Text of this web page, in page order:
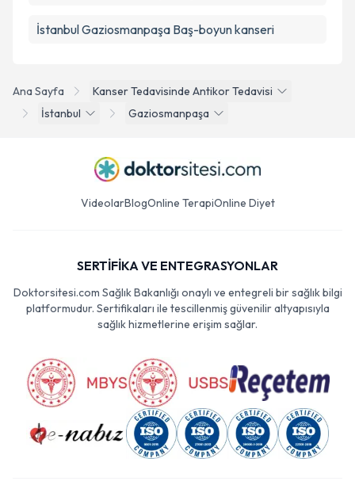
Ana Sayfa
Kanser Tedavisinde Antikor Tedavisi
İstanbul
Gaziosmanpaşa
İstanbul Gaziosmanpaşa Baş-boyun kanseri
VideolarBlogOnline TerapiOnline Diyet
SERTİFİKA VE ENTEGRASYONLAR
Doktorsitesi.com Sağlık Bakanlığı onaylı ve entegreli bir sağlık bilgi
platformudur. Sertifikaları ile tescillenmiş güvenilir altyapısıyla
sağlık hizmetlerine erişim sağlar.